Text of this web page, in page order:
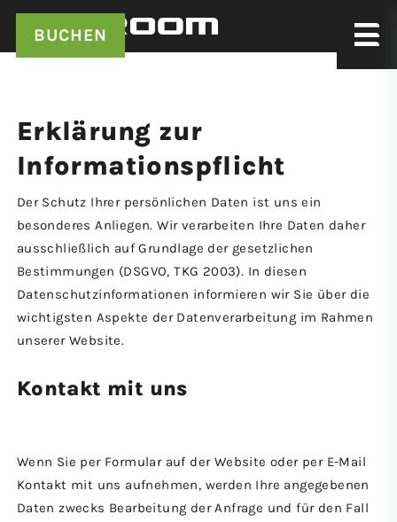
BUCHEN
Erklärung zur
Informations­pflicht
Der Schutz Ihrer persönlichen Daten ist uns ein
besonderes Anliegen. Wir verarbeiten Ihre Daten daher
ausschließlich auf Grundlage der gesetzlichen
Bestimmungen (DSGVO, TKG 2003). In diesen
Datenschutzinformationen informieren wir Sie über die
wichtigsten Aspekte der Datenverarbeitung im Rahmen
unserer Website.
Kontakt mit uns
Wenn Sie per Formular auf der Website oder per E-Mail
Kontakt mit uns aufnehmen, werden Ihre angegebenen
Daten zwecks Bearbeitung der Anfrage und für den Fall